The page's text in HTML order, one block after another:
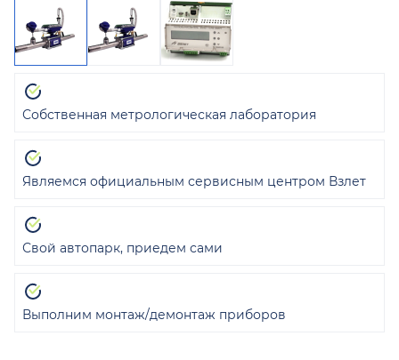
Собственная метрологическая лаборатория
Являемся официальным сервисным центром Взлет
Свой автопарк, приедем сами
Выполним монтаж/демонтаж приборов